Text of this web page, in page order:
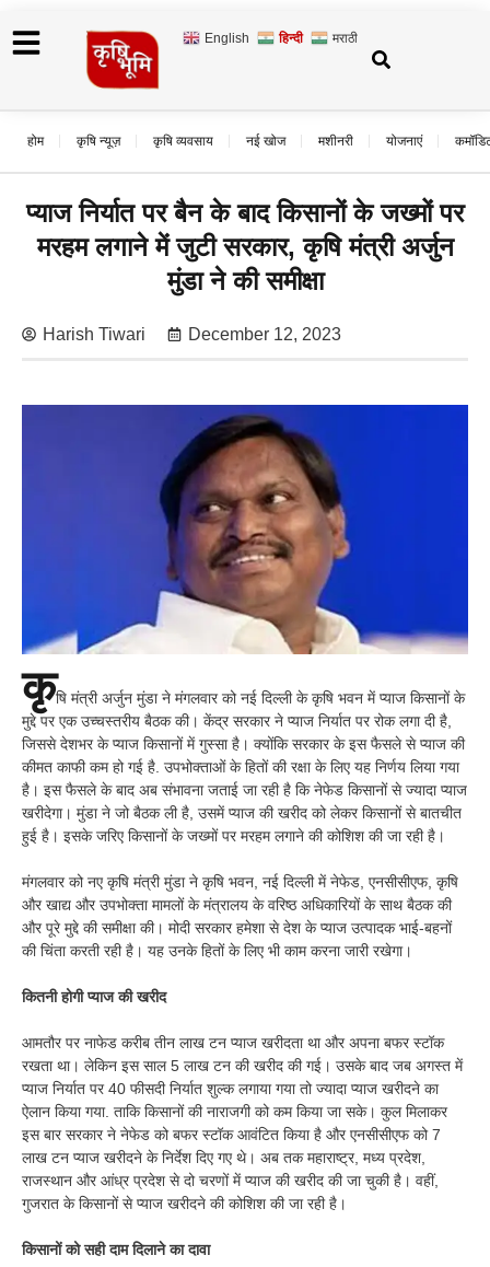
English हिन्दी मराठी
होम कृषि न्यूज़ कृषि व्यवसाय नई खोज मशीनरी योजनाएं
प्याज निर्यात पर बैन के बाद किसानों के जख्मों पर
मरहम लगाने में जुटी सरकार, कृषि मंत्री अर्जुन
मुंडा ने की समीक्षा
Harish Tiwari December 12, 2023
कृषि मंत्री अर्जुन मुंडा ने मंगलवार को नई दिल्ली के कृषि भवन में प्याज किसानों के
मुद्दे पर एक उच्चस्तरीय बैठक की। केंद्र सरकार ने प्याज निर्यात पर रोक लगा दी है,
जिससे देशभर के प्याज किसानों में गुस्सा है। क्योंकि सरकार के इस फैसले से प्याज की
कीमत काफी कम हो गई है. उपभोक्ताओं के हितों की रक्षा के लिए यह निर्णय लिया गया
है। इस फैसले के बाद अब संभावना जताई जा रही है कि नेफेड किसानों से ज्यादा प्याज
खरीदेगा। मुंडा ने जो बैठक ली है, उसमें प्याज की खरीद को लेकर किसानों से बातचीत
हुई है। इसके जरिए किसानों के जख्मों पर मरहम लगाने की कोशिश की जा रही है।
मंगलवार को नए कृषि मंत्री मुंडा ने कृषि भवन, नई दिल्ली में नेफेड, एनसीसीएफ, कृषि
और खाद्य और उपभोक्ता मामलों के मंत्रालय के वरिष्ठ अधिकारियों के साथ बैठक की
और पूरे मुद्दे की समीक्षा की। मोदी सरकार हमेशा से देश के प्याज उत्पादक भाई-बहनों
की चिंता करती रही है। यह उनके हितों के लिए भी काम करना जारी रखेगा।
कितनी होगी प्याज की खरीद
आमतौर पर नाफेड करीब तीन लाख टन प्याज खरीदता था और अपना बफर स्टॉक
रखता था। लेकिन इस साल 5 लाख टन की खरीद की गई। उसके बाद जब अगस्त में
प्याज निर्यात पर 40 फीसदी निर्यात शुल्क लगाया गया तो ज्यादा प्याज खरीदने का
ऐलान किया गया. ताकि किसानों की नाराजगी को कम किया जा सके। कुल मिलाकर
इस बार सरकार ने नेफेड को बफर स्टॉक आवंटित किया है और एनसीसीएफ को 7
लाख टन प्याज खरीदने के निर्देश दिए गए थे। अब तक महाराष्ट्र, मध्य प्रदेश,
राजस्थान और आंध्र प्रदेश से दो चरणों में प्याज की खरीद की जा चुकी है। वहीं,
गुजरात के किसानों से प्याज खरीदने की कोशिश की जा रही है।
किसानों को सही दाम दिलाने का दावा